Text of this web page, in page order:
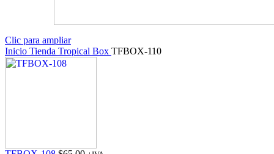
Clic para ampliar
Inicio Tienda Tropical Box TFBOX-110